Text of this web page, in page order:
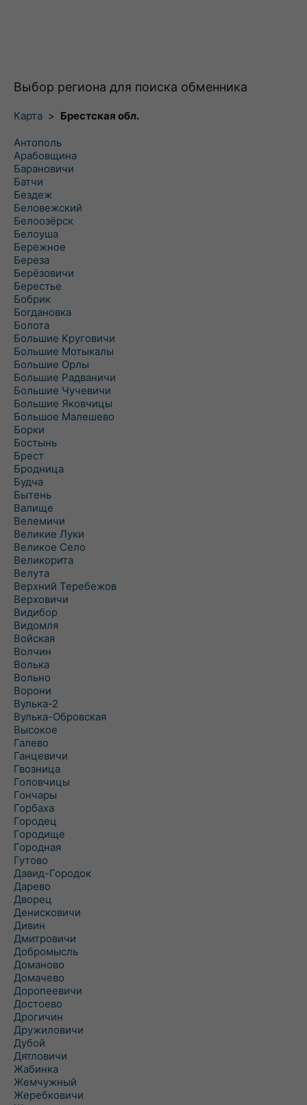
Выбор региона для поиска обменника
Карта > Брестская обл.
Антополь
Арабовщина
Барановичи
Батчи
Бездеж
Беловежский
Белоозёрск
Белоуша
Бережное
Береза
Берёзовичи
Берестье
Бобрик
Богдановка
Болота
Большие Круговичи
Большие Мотыкалы
Большие Орлы
Большие Радваничи
Большие Чучевичи
Большие Яковчицы
Большое Малешево
Борки
Бостынь
Брест
Бродница
Будча
Бытень
Валище
Велемичи
Великие Луки
Великое Село
Великорита
Велута
Верхний Теребежов
Верховичи
Видибор
Видомля
Войская
Волчин
Волька
Вольно
Ворони
Вулька-2
Вулька-Обровская
Высокое
Галево
Ганцевичи
Гвозница
Головчицы
Гончары
Горбаха
Городец
Городище
Городная
Гутово
Давид-Городок
Дарево
Дворец
Денисковичи
Дивин
Дмитровичи
Добромысль
Доманово
Домачево
Доропеевичи
Достоево
Дрогичин
Дружиловичи
Дубой
Дятловичи
Жабинка
Жемчужный
Жеребковичи